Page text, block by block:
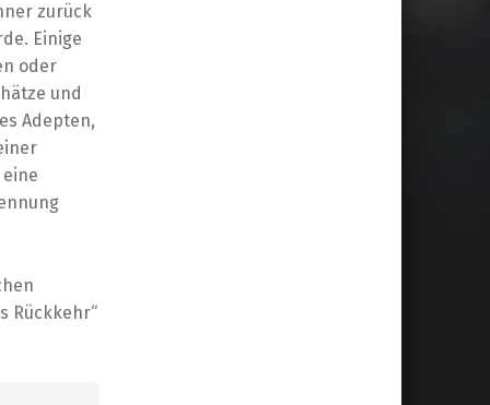
zurück
Einige
oder
und
Adepten,
Rückkehr“